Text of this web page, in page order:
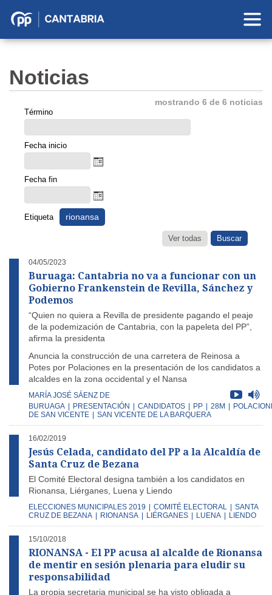
Partido
Cantabria
Noticias
mostrando 6 de 6 noticias
Término
Fecha inicio
Fecha fin
Etiqueta rionansa
Ver todas
04/05/2023
Buruaga: Cantabria no va a funcionar con un
Gobierno Frankenstein de Revilla, Sánchez y
Podemos
“Quien no quiera a Revilla de presidente pagando el peaje
de la podemización de Cantabria, con la papeleta del PP”,
afirma la presidenta
Anuncia la construcción de una carretera de Reinosa a
Potes por Polaciones en la presentación de los candidatos a
alcaldes en la zona occidental y el Nansa
MARÍA JOSÉ SÁENZ DE
BURUAGA
PRESENTACIÓN CANDIDATOS PP 28M
DE SAN VICENTE
SAN VICENTE DE LA BARQUERA
16/02/2019
Jesús Celada, candidato del PP a la Alcaldía de
Santa Cruz de Bezana
El Comité Electoral designa también a los candidatos en
Rionansa, Liérganes, Luena y Liendo
ELECCIONES MUNICIPALES 2019 COMITÉ ELECTORAL
SANTA
CRUZ DE BEZANA
RIONANSA LIÉRGANES LUENA LIENDO
15/10/2018
RIONANSA - El PP acusa al alcalde de Rionansa
de mentir en sesión plenaria para eludir su
responsabilidad
La propia secretaria municipal se ha visto obligada a